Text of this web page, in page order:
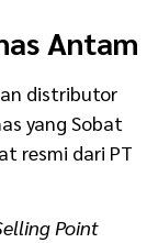
Antam
distributor
yang Sobat
resmi dari PT
Point